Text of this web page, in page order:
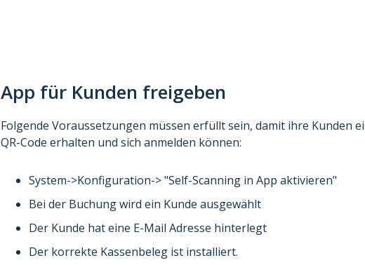
App für Kunden freigeben
Folgende Voraussetzungen müssen erfüllt sein, damit ihre Kunden
QR-Code erhalten und sich anmelden können:
System->Konfiguration-> "Self-Scanning in App aktivieren"
Bei der Buchung wird ein Kunde ausgewählt
Der Kunde hat eine E-Mail Adresse hinterlegt
Der korrekte Kassenbeleg ist installiert.